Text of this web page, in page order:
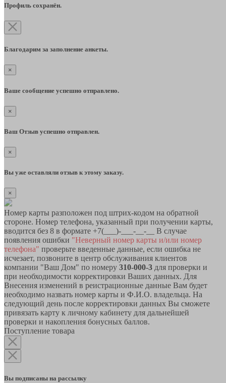
Профиль сохранён.
Благодарим за заполнение анкеты.
×
Ваше сообщение успешно отправлено.
×
Ваш Отзыв успешно отправлен.
×
Вы уже оставляли отзыв к этому заказу.
×
Номер карты разположен под штрих-кодом на обратной
стороне. Номер телефона, указанный при получении карты,
вводится без 8 в формате +7(___)-___-__-__ В случае
появления ошибки "Неверный номер карты и/или номер
телефона" проверьте введенные данные, если ошибка не
исчезает, позвоните в центр обслуживания клиентов
компании "Ваш Дом" по номеру 310-000-3 для проверки и
при необходимости корректировки Ваших данных. Для
Внесения изменений в реистрационные данные Вам будет
необходимо назвать номер карты и Ф.И.О. владельца. На
следующий день после корректировки данных Вы сможете
привязать карту к личному кабинету для дальнейшей
проверки и накопления бонусных баллов.
Поступление товара
Вы подписаны на рассылку